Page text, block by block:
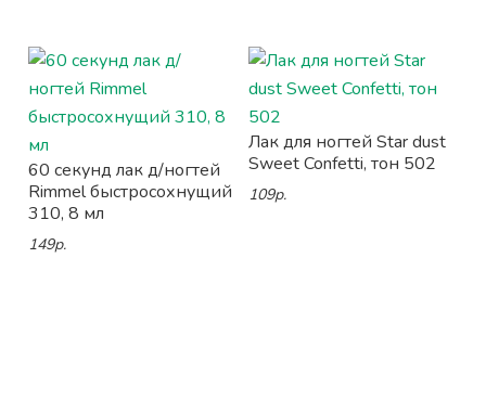
60 секунд лак д/ногтей
Rimmel быстросохнущий
310, 8 мл
149р.
Лак для ногтей Star dust
Sweet Confetti, тон 502
109р.